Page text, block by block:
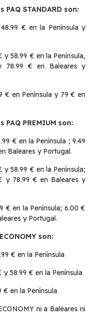
STANDARD son:
€ en la Península y
58.99 € en la Península,
78.99 € en Baleares y
€ en Península y 79 € en
PREMIUM son:
€ en la Península ; 9.49
Baleares y Portugal.
58.99 € en la Península;
y 78.99 € en Baleares y
€ en la Península; 6.00 €
y Portugal.
son:
€ en la Península
58.99 € en la Península
en la Península
ni a Baleares ni